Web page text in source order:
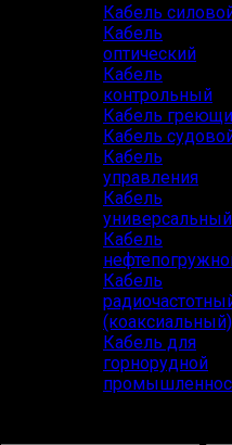
Кабель
Кабель
оптический
Кабель
контрольный
Кабель
Кабель
Кабель
управления
Кабель
универсальный
Кабель
Кабель
(коаксиальный)
Кабель для
горнорудной